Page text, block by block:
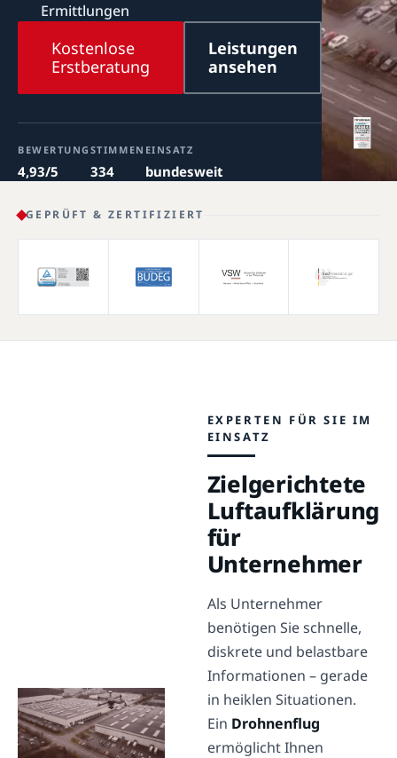
Ermittlungen
Kostenlose
Erstberatung
Leistungen
ansehen
BEWERTUNG
4,93/5
STIMMEN
334
EINSATZ
bundesweit
GEPRÜFT & ZERTIFIZIERT
EXPERTEN FÜR SIE IM
EINSATZ
Zielgerichtete
Luftaufklärung
für
Unternehmer
Als Unternehmer
benötigen Sie schnelle,
diskrete und belastbare
Informationen – gerade
in heiklen Situationen.
Ein Drohnenflug
ermöglicht Ihnen